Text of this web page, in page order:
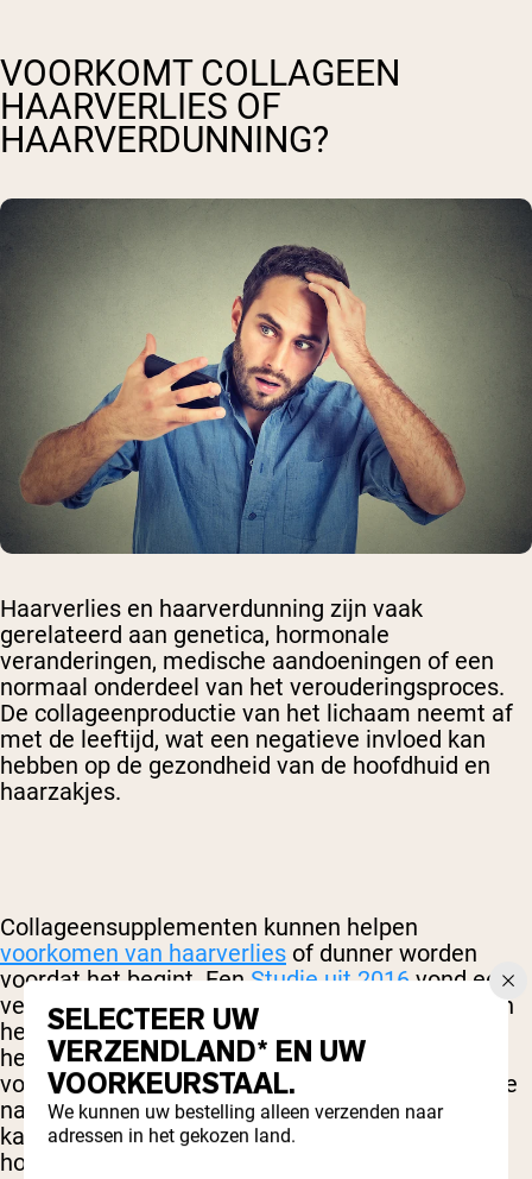
VOORKOMT COLLAGEEN
HAARVERLIES OF
HAARVERDUNNING?
Haarverlies en haarverdunning zijn vaak
gerelateerd aan genetica, hormonale
veranderingen, medische aandoeningen of een
normaal onderdeel van het verouderingsproces.
De collageenproductie van het lichaam neemt af
met de leeftijd, wat een negatieve invloed kan
hebben op de gezondheid van de hoofdhuid en
haarzakjes.
Collageensupplementen kunnen helpen
voorkomen van haarverlies of dunner worden
voordat het begint. EenStudie uit 2016vond een
verband tussen leeftijdsgebonden haarverlies en
het afnemen van collageen. Het is mogelijk dat
het consumeren van collageenrijke
voedingsmiddelen en collageensupplementen de
natuurlijke collageenproductie van het lichaam
kan verhogen. Dit kan de gezondheid van de
hoofdhuid en haarzakjes verbeteren en
SELECTEER UW
VERZENDLAND* EN UW
VOORKEURSTAAL.
We kunnen uw bestelling alleen verzenden naar
adressen in het gekozen land.